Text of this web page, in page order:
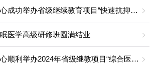
四川省精神医学中心成功举办省级继续教育项目“快速抗抑郁治疗及管理培训”
医学高级研修班圆满结业
四川省精神医学中心顺利举办2024年省级继教项目“综合医院心身+”模式下护理团体心理治疗培训班